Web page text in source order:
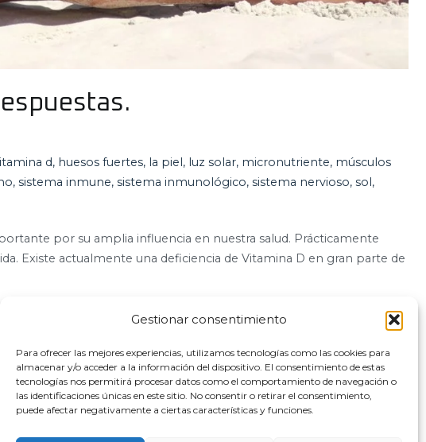
Gestionar consentimiento
Para ofrecer las mejores experiencias, utilizamos tecnologías como las cookies para
almacenar y/o acceder a la información del dispositivo. El consentimiento de estas
tecnologías nos permitirá procesar datos como el comportamiento de navegación o
las identificaciones únicas en este sitio. No consentir o retirar el consentimiento,
puede afectar negativamente a ciertas características y funciones.
d, huesos fuertes, la piel, luz solar, micronutriente, músculos
, sistema inmune, sistema inmunológico, sistema nervioso, sol,
por su amplia influencia en nuestra salud. Prácticamente
Existe actualmente una deficiencia de Vitamina D en gran parte de